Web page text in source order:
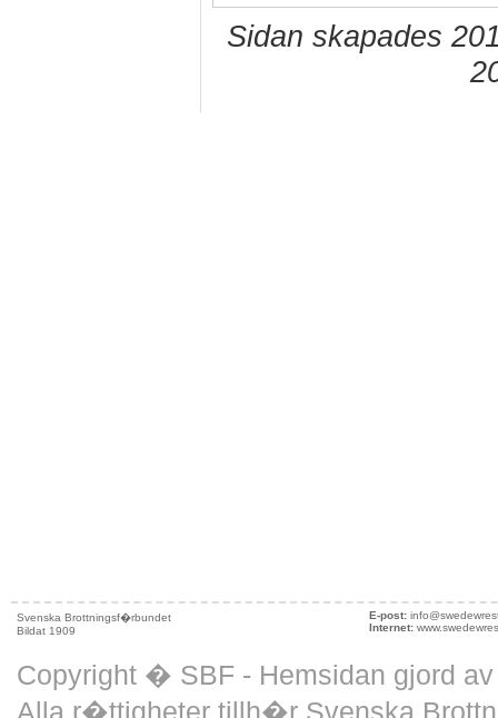
Sidan skapades
Svenska Brottningsf�rbundet
Bildat 1909
E-post:
Internet:
Copyright � SBF - Hemsidan gjord
Alla r�ttigheter tillh�r Svenska